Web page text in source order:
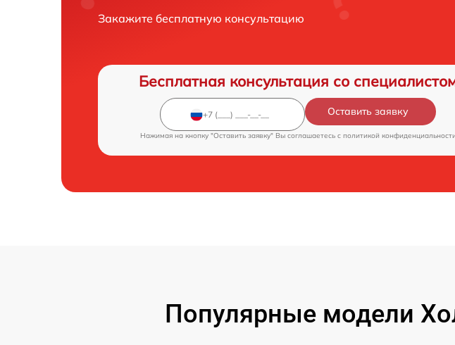
Закажите бесплатную консультацию
Бесплатная консультация со
Оставить заявку
Нажимая на кнопку "Оставить заявку" Вы соглашаетесь c политикой конфиденциальности
Популярные модели